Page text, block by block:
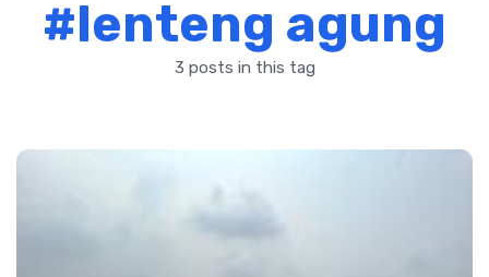
#lenteng agung
3 posts in this tag